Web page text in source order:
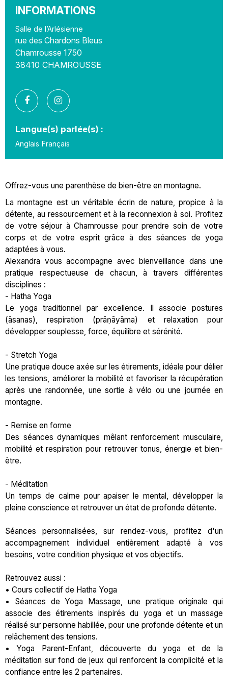
INFORMATIONS
Salle de l’Arlésienne
rue des Chardons Bleus
Chamrousse 1750
38410 CHAMROUSSE
Langue(s) parlée(s) :
Anglais Français
Offrez-vous une parenthèse de bien-être en montagne.
La montagne est un véritable écrin de nature, propice à la
détente, au ressourcement et à la reconnexion à soi. Profitez
de votre séjour à Chamrousse pour prendre soin de votre
corps et de votre esprit grâce à des séances de yoga
adaptées à vous.
Alexandra vous accompagne avec bienveillance dans une
pratique respectueuse de chacun, à travers différentes
disciplines :
- Hatha Yoga
Le yoga traditionnel par excellence. Il associe postures
(āsanas), respiration (prāṇāyāma) et relaxation pour
développer souplesse, force, équilibre et sérénité.
- Stretch Yoga
Une pratique douce axée sur les étirements, idéale pour délier
les tensions, améliorer la mobilité et favoriser la récupération
après une randonnée, une sortie à vélo ou une journée en
montagne.
- Remise en forme
Des séances dynamiques mêlant renforcement musculaire,
mobilité et respiration pour retrouver tonus, énergie et bien-
être.
- Méditation
Un temps de calme pour apaiser le mental, développer la
pleine conscience et retrouver un état de profonde détente.
Séances personnalisées, sur rendez-vous, profitez d'un
accompagnement individuel entièrement adapté à vos
besoins, votre condition physique et vos objectifs.
Retrouvez aussi :
• Cours collectif de Hatha Yoga
• Séances de Yoga Massage, une pratique originale qui
associe des étirements inspirés du yoga et un massage
réalisé sur personne habillée, pour une profonde détente et un
relâchement des tensions.
• Yoga Parent-Enfant, découverte du yoga et de la
méditation sur fond de jeux qui renforcent la complicité et la
confiance entre les 2 partenaires.